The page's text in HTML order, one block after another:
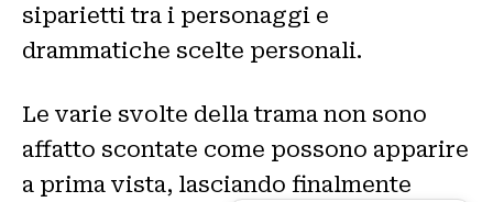
siparietti tra i personaggi e
drammatiche scelte personali.
Le varie svolte della trama non sono
affatto scontate come possono apparire
a prima vista, lasciando finalmente